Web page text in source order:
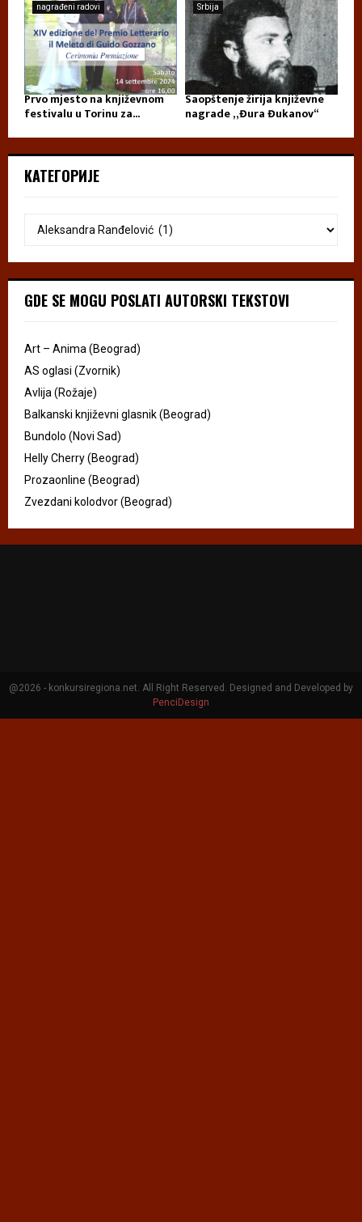
nagrađeni radovi
Prvo mjesto na književnom
festivalu u Torinu za...
Srbija
Saopštenje žirija književne
nagrade „Đura Đukanov“
КАТЕГОРИЈЕ
GDE SE MOGU POSLATI AUTORSKI TEKSTOVI
Art – Anima (Beograd)
AS oglasi (Zvornik)
Avlija (Rožaje)
Balkanski književni glasnik (Beograd)
Bundolo (Novi Sad)
Helly Cherry (Beograd)
Prozaonline (Beograd)
Zvezdani kolodvor (Beograd)
@2026 - konkursiregiona.net. All Right Reserved. Designed and Developed by
PenciDesign